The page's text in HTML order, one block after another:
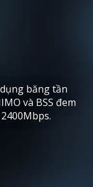
băng tần
và BSS đem